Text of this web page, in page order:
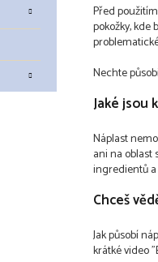
Před
pokožky, kde
Nechte
Jaké jsou
Náplast
ani na oblast
ingredientů a
Chceš
Jak působí
krátké video